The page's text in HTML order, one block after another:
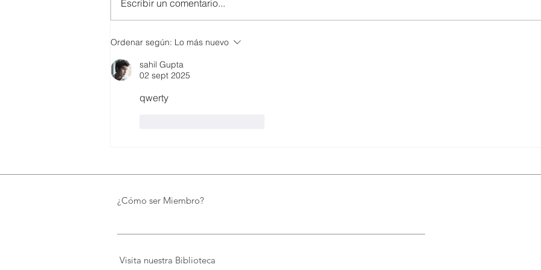
SMARTCO se suma a la
Biblioteca de FUNDACIÓN
FIDAL, un proyecto que
preserva el patrimonio y
democratiza el conocimiento
Escribir un comentario...
Ordenar según: Lo más nuevo
sahil Gupta
02 sept 2025
qwerty
¿Cómo ser Miembro?
Visita nuestra Biblioteca